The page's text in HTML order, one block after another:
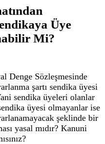
Üye
Mi?
Denge Sözleşmesinde
şartı sendika üyesi
sendika üyeleri olanlar
üyesi olmayanlar ise
şeklinde bir
yasal mıdır? Kanuni